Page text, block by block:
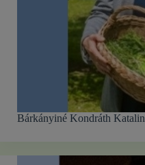
Bárkányiné Kondráth Katalin